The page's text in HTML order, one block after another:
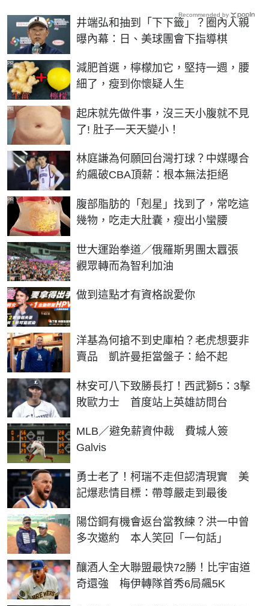
井端弘和抽到「下下籤」？圈內人親
曝內幕：日、美球團會下指導棋
減肥首選，檸檬加它，堅持一週，腰
細了，瘦到你懷疑人生
PR
起床就先做件事，沒三天小腹就不見
了! 肚子一天天變小！
PR
林庭謙為何願回台灣打球？中媒曝合
約飆破CBA頂薪：根本無法拒絕
腹部脂肪的「剋星」找到了，常吃這
幾物，吃走大肚囊，瘦出小蠻腰
PR
世大運跆拳道／俄羅斯男團太囂張
觀眾轉而為智利加油
做到這點才有資格說愛你
PR
洋基為何搶不到史庫柏？老虎想要非
賣品 凱許曼拒當盤子：給不起
林安可八下致勝長打！西武獅5：3擊
敗歐力士 首度站上英雄訪問台
MLB／避免薪資仲裁 費城人簽
Galvis
勇士老了！柯瑞不走但認清現實 美
記爆悲情目標：帶尊嚴走到最後
陽岱鋼有機會返台當教練？洪一中曾
多次邀約 本人笑回「一句話」
釀酒人全大聯盟最快72勝！比宇宙道
奇還強 梅伊轉隊首秀6局飆5K
Recommended by